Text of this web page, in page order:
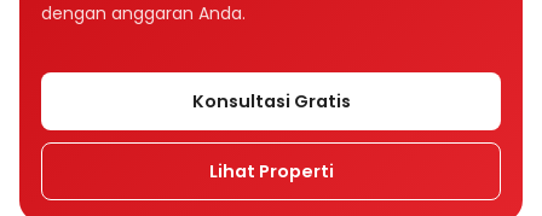
dengan anggaran Anda.
Konsultasi Gratis
Lihat Properti